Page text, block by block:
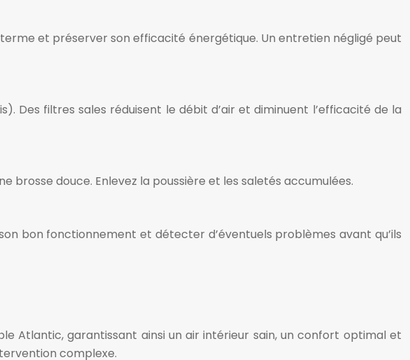
et préserver son efficacité énergétique. Un entretien négligé peut
Des filtres sales réduisent le débit d’air et diminuent l’efficacité de la
brosse douce. Enlevez la poussière et les saletés accumulées.
bon fonctionnement et détecter d’éventuels problèmes avant qu’ils
Atlantic, garantissant ainsi un air intérieur sain, un confort optimal et
complexe.